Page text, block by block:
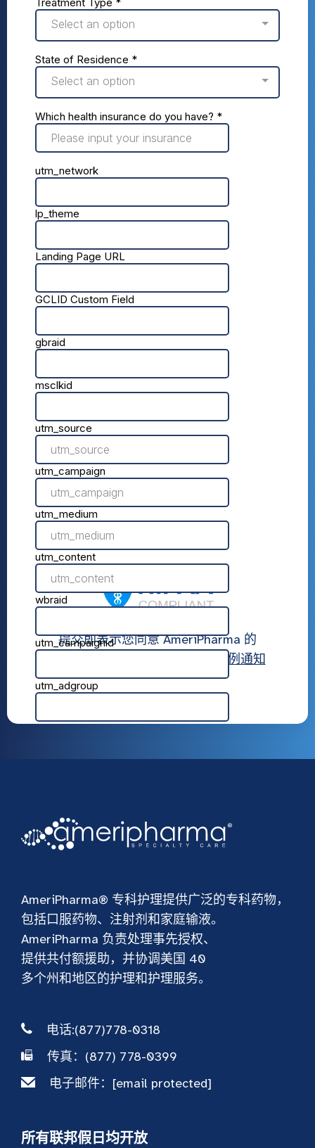
提交即表示您同意 AmeriPharma 的
隐私惯例通知
AmeriPharma® 专科护理提供广泛的专科药物，
包括口服药物、注射剂和家庭输液。
AmeriPharma 负责处理事先授权、
提供共付额援助，并协调美国 40
多个州和地区的护理和护理服务。
电话:(877)778-0318
传真：(877) 778-0399
电子邮件： [email protected]
所有联邦假日均开放